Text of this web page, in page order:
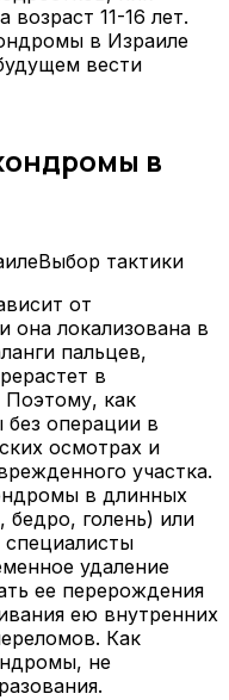
возраст 11-16 лет.
в Израиле
вести
в
Выбор тактики
от
она локализована в
пальцев,
в
Поэтому, как
операции в
осмотрах и
участка.
в длинных
бедро, голень) или
специалисты
удаление
ее перерождения
ею внутренних
Как
не